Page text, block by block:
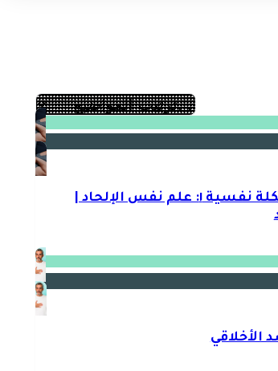
الإلحاد مشكلة نفسية ١: علم نفس الإلحاد |
الأخلاقي